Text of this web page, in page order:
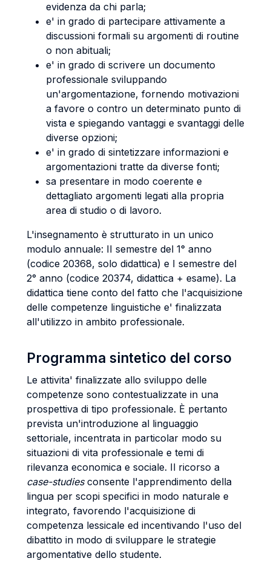
evidenza da chi parla;
e' in grado di partecipare attivamente a
discussioni formali su argomenti di routine
o non abituali;
e' in grado di scrivere un documento
professionale sviluppando
un'argomentazione, fornendo motivazioni
a favore o contro un determinato punto di
vista e spiegando vantaggi e svantaggi delle
diverse opzioni;
e' in grado di sintetizzare informazioni e
argomentazioni tratte da diverse fonti;
sa presentare in modo coerente e
dettagliato argomenti legati alla propria
area di studio o di lavoro.
L'insegnamento è strutturato in un unico
modulo annuale: II semestre del 1° anno
(codice 20368, solo didattica) e I semestre del
2° anno (codice 20374, didattica + esame). La
didattica tiene conto del fatto che l'acquisizione
delle competenze linguistiche e' finalizzata
all'utilizzo in ambito professionale.
Programma sintetico del corso
Le attivita' finalizzate allo sviluppo delle
competenze sono contestualizzate in una
prospettiva di tipo professionale. È pertanto
prevista un'introduzione al linguaggio
settoriale, incentrata in particolar modo su
situazioni di vita professionale e temi di
rilevanza economica e sociale. Il ricorso a
case-studies consente l'apprendimento della
lingua per scopi specifici in modo naturale e
integrato, favorendo l'acquisizione di
competenza lessicale ed incentivando l'uso del
dibattito in modo di sviluppare le strategie
argomentative dello studente.